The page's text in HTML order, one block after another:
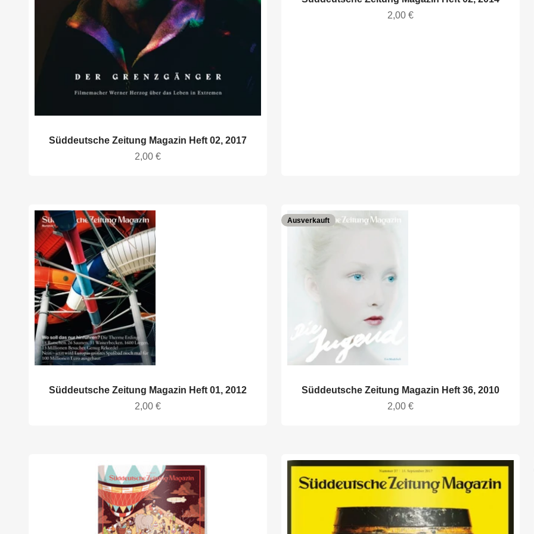
Süddeutsche Zeitung Magazin Heft 02, 2017
Angebot
2,00 €
Angebot
2,00 €
Süddeutsche Zeitung Magazin Heft 01, 2012
Angebot
2,00 €
Ausverkauft
Süddeutsche Zeitung Magazin Heft 36, 2010
Angebot
2,00 €